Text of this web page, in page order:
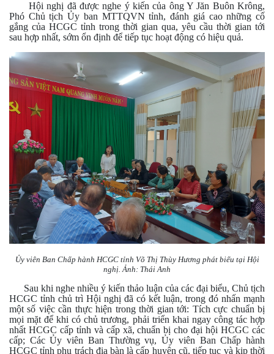
Hội nghị đã được nghe ý kiến của ông Y Jăn Buôn Krông,
Phó Chủ tịch Ủy ban MTTQVN tỉnh, đánh giá cao những cố
gắng của HCGC tỉnh trong thời gian qua, yêu cầu thời gian tới
sau hợp nhất, sớm ổn định để tiếp tục hoạt động có hiệu quả.
Ủy viên Ban Chấp hành HCGC tỉnh Võ Thị Thùy Hương phát biểu tại Hội
nghị. Ảnh: Thái Anh
Sau khi nghe nhiều ý kiến thảo luận của các đại biểu, Chủ tịch
HCGC tỉnh chủ trì Hội nghị đã có kết luận, trong đó nhấn mạnh
một số việc cần thực hiện trong thời gian tới: Tích cực chuẩn bị
mọi mặt để khi có chủ trương, phải triển khai ngay công tác hợp
nhất HCGC cấp tỉnh và cấp xã, chuẩn bị cho đại hội HCGC các
cấp; Các Ủy viên Ban Thường vụ, Ủy viên Ban Chấp hành
HCGC tỉnh phụ trách địa bàn là cấp huyện cũ, tiếp tục và kịp thời